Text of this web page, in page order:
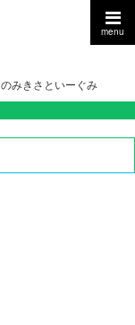
menu
みきさといーぐみ